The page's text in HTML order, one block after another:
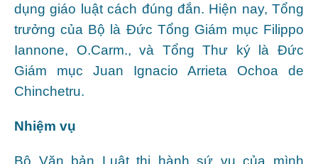
dụng giáo luật cách đúng đắn. Hiện nay, Tổng
trưởng của Bộ là Đức Tổng Giám mục Filippo
Iannone, O.Carm., và Tổng Thư ký là Đức
Giám mục Juan Ignacio Arrieta Ochoa de
Chinchetru.
Nhiệm vụ